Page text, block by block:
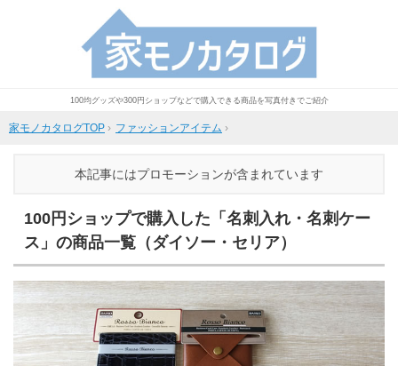
100均グッズや300円ショップなどで購入できる商品を写真付きでご紹介
家モノカタログTOP › ファッションアイテム ›
本記事にはプロモーションが含まれています
100円ショップで購入した「名刺入れ・名刺ケー
ス」の商品一覧（ダイソー・セリア）